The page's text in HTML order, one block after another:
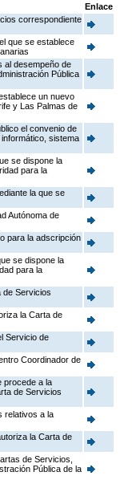
Enlace
correspondiente
que se establece
al desempeño de
Pública
un nuevo
y Las Palmas de
el convenio de
sistema
se dispone la
para la
la que se
Autónoma de
para la adscripción
se dispone la
para la
de Servicios
la Carta de
Servicio de
Coordinador de
procede a la
de Servicios
relativos a la
la Carta de
de Servicios,
Pública de la